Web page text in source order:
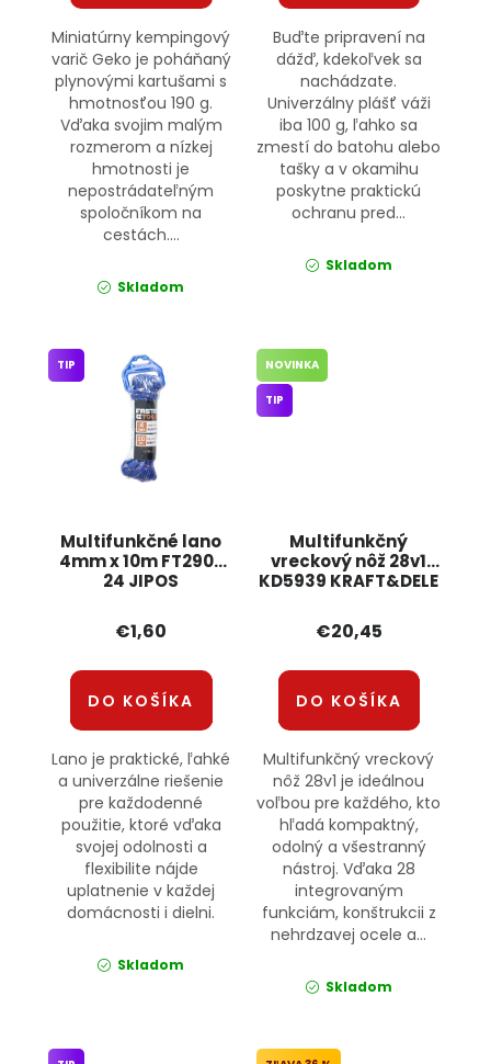
Miniatúrny kempingový
varič Geko je poháňaný
plynovými kartušami s
hmotnosťou 190 g.
Vďaka svojim malým
rozmerom a nízkej
hmotnosti je
nepostrádateľným
spoločníkom na
cestách....
Skladom
Buďte pripravení na
dážď, kdekoľvek sa
nachádzate.
Univerzálny plášť váži
iba 100 g, ľahko sa
zmestí do batohu alebo
tašky a v okamihu
poskytne praktickú
ochranu pred...
Skladom
Multifunkčné lano
4mm x 10m FT290-
24 JIPOS
TIP
€1,60
DO KOŠÍKA
Lano je praktické, ľahké
a univerzálne riešenie
pre každodenné
použitie, ktoré vďaka
svojej odolnosti a
flexibilite nájde
uplatnenie v každej
domácnosti i dielni.
Skladom
Multifunkčný
vreckový nôž 28v1
KD5939 KRAFT&DELE
NOVINKA
TIP
€20,45
DO KOŠÍKA
Multifunkčný vreckový
nôž 28v1 je ideálnou
voľbou pre každého, kto
hľadá kompaktný,
odolný a všestranný
nástroj. Vďaka 28
integrovaným
funkciám, konštrukcii z
nehrdzavej ocele a...
Skladom